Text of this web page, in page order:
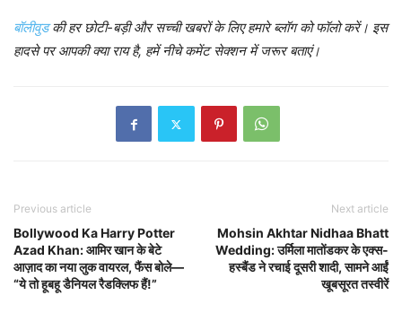
बॉलीवुडकी हर छोटी-बड़ी और सच्ची खबरों के लिए हमारे ब्लॉग को फॉलो करें। इस
हादसे पर आपकी क्या राय है, हमें नीचे कमेंट सेक्शन में जरूर बताएं।
Previous article
Bollywood Ka Harry Potter
Azad Khan: आमिर खान के बेटे
आज़ाद का नया लुक वायरल, फैंस बोले—
“ये तो हूबहू डैनियल रैडक्लिफ हैं!”
Next article
Mohsin Akhtar Nidhaa Bhatt
Wedding: उर्मिला मातोंडकर के एक्स-
हस्बैंड ने रचाई दूसरी शादी, सामने आईं
खूबसूरत तस्वीरें